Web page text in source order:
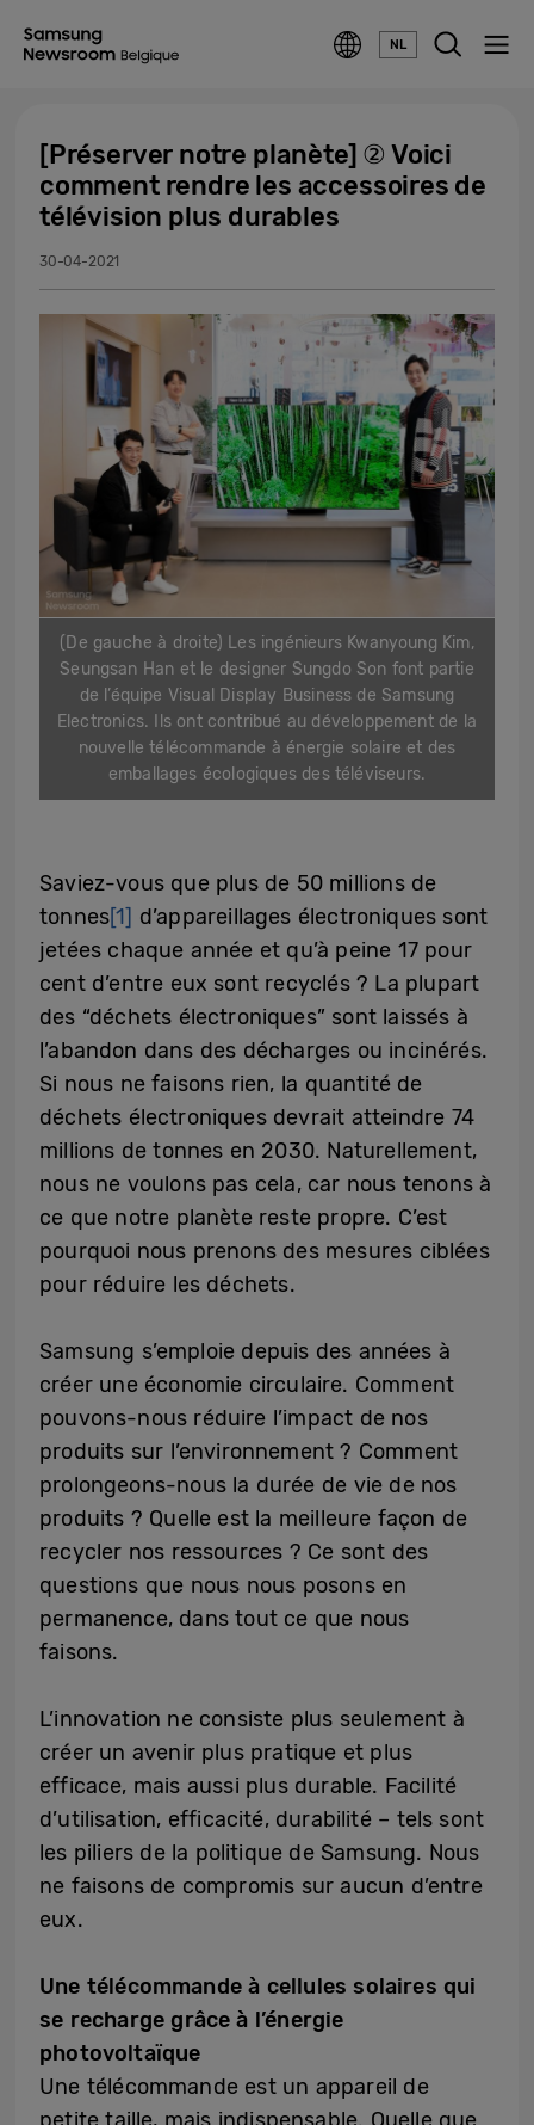
NL
[Préserver notre planète] ② Voici
comment rendre les accessoires de
télévision plus durables
30-04-2021
(De gauche à droite) Les ingénieurs Kwanyoung Kim,
Seungsan Han et le designer Sungdo Son font partie
de l’équipe Visual Display Business de Samsung
Electronics. Ils ont contribué au développement de la
nouvelle télécommande à énergie solaire et des
emballages écologiques des téléviseurs.
Saviez-vous que plus de 50 millions de
tonnes[1] d’appareillages électroniques sont
jetées chaque année et qu’à peine 17 pour
cent d’entre eux sont recyclés ? La plupart
des “déchets électroniques” sont laissés à
l’abandon dans des décharges ou incinérés.
Si nous ne faisons rien, la quantité de
déchets électroniques devrait atteindre 74
millions de tonnes en 2030. Naturellement,
nous ne voulons pas cela, car nous tenons à
ce que notre planète reste propre. C’est
pourquoi nous prenons des mesures ciblées
pour réduire les déchets.
Samsung s’emploie depuis des années à
créer une économie circulaire. Comment
pouvons-nous réduire l’impact de nos
produits sur l’environnement ? Comment
prolongeons-nous la durée de vie de nos
produits ? Quelle est la meilleure façon de
recycler nos ressources ? Ce sont des
questions que nous nous posons en
permanence, dans tout ce que nous
faisons.
L’innovation ne consiste plus seulement à
créer un avenir plus pratique et plus
efficace, mais aussi plus durable. Facilité
d’utilisation, efficacité, durabilité – tels sont
les piliers de la politique de Samsung. Nous
ne faisons de compromis sur aucun d’entre
eux.
Une télécommande à cellules solaires qui
se recharge grâce à l’énergie
photovoltaïque
Une télécommande est un appareil de